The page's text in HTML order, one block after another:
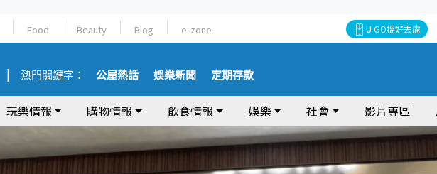
Food Beauty Blog e-zone U GO搵好去處
熱門關鍵字： 公屋熱話 娛樂新聞 定期存款
玩樂情報 購物情報 飲食情報 娛樂 社會 影片專區